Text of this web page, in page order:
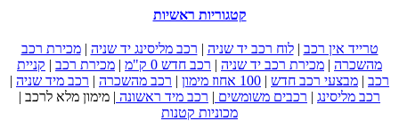
קטגוריות ראשיות
טרייד אין רכב |לוח רכב יד שניה | רכב מליסינג יד שניה |מכירת רכב
מהשכרה | מכירת רכב יד שניה | רכב חדש 0 ק"מ | מכירת רכב | קניית
רכב | מבצעי רכב חדש | 100 אחוז מימון | רכב מהשכרה | רכב מיד שניה |
רכב מליסינג | רכבים משומשים | רכב מיד ראשונה | מימון מלא לרכב |
מכוניות קטנות